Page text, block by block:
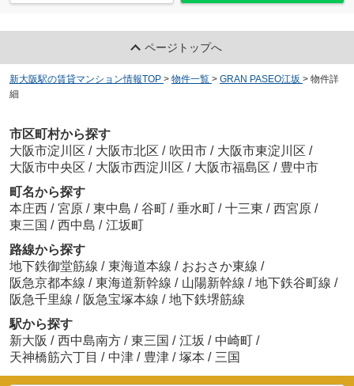
ページトップへ
新大阪駅の賃貸マンション情報TOP > 物件一覧 > GRAN PASEO江坂 > 物件詳
細
市区町村から探す
大阪市淀川区 / 大阪市北区 / 吹田市 / 大阪市東淀川区 /
大阪市中央区 / 大阪市西淀川区 / 大阪市福島区 / 豊中市
町名から探す
本庄西 / 宮原 / 東中島 / 谷町 / 垂水町 / 十三東 / 西宮原 /
東三国 / 西中島 / 江坂町
路線から探す
地下鉄御堂筋線 / 東海道本線 / おおさか東線 /
阪急京都本線 / 東海道新幹線 / 山陽新幹線 / 地下鉄谷町線 /
阪急千里線 / 阪急宝塚本線 / 地下鉄堺筋線
駅から探す
新大阪 / 西中島南方 / 東三国 / 江坂 / 中崎町 /
天神橋筋六丁目 / 中津 / 豊津 / 塚本 / 三国